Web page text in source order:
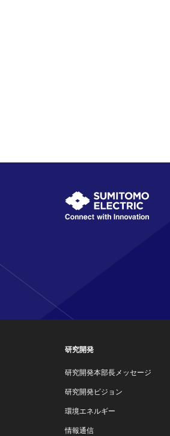
研究開発
研究開発本部長メッセージ
研究開発ビジョン
環境エネルギー
情報通信